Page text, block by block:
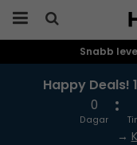
Snabb
Happy Deals!
0
Dagar
→